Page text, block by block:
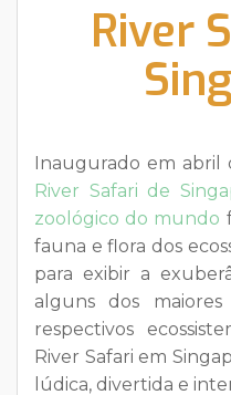
River
Inaugurado em abril
River Safari de
zoológico do mundo
fauna e flora dos
para exibir a
alguns dos
respectivos
River Safari em
lúdica, divertida e